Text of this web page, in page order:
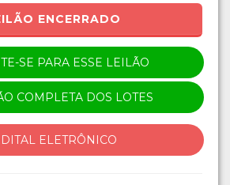
ENCERRADO
SE PARA ESSE LEILÃO
COMPLETA DOS LOTES
ELETRÔNICO